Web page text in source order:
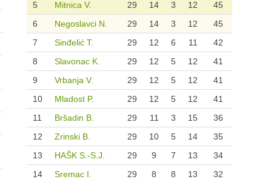
5
Mitnica V. 29 14 3 12
45
6
Negoslavci N. 29 14 3 12
45
7
Sinđelić T. 29 12 6 11
42
8
Slavonac K. 29 12 5 12
41
9
Vrbanja V. 29 12 5 12
41
10
Mladost P. 29 12 5 12
41
11
Bršadin B. 29 11 3 15
36
12
Zrinski B. 29 10 5 14
35
13
HAŠK S.-S.J. 29 9 7 13
34
14
Sremac I. 29 8 8 13
32